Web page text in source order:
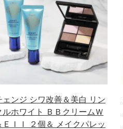
ェンジ シワ改善＆美白 リン
ルホワイト ＢＢクリームＷ
ＥＩＩ ２個＆ メイクパレッ